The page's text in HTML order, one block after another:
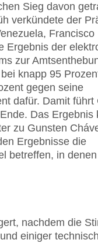
Sieg davon
verkündete der
Francisco
Ergebnis der
zur
knapp 95
gegen seine
dafür. Damit führt
Das Ergebnis
zu Gunsten
Ergebnisse die
betreffen, in
nachdem die
einiger